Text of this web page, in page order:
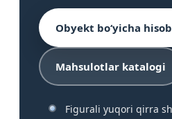
Obyekt bo‘yicha
Mahsulotlar katalogi
Figurali yuqori qirra